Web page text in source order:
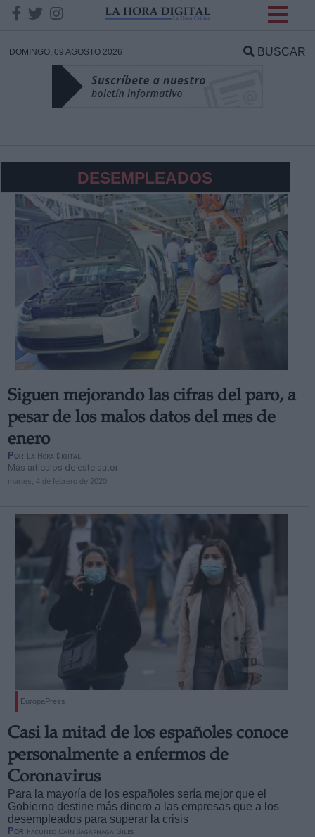
DOMINGO, 09 AGOSTO 2026 BUSCAR
DESEMPLEADOS
Siguen mejorando las cifras del paro, a
pesar de los malos datos del mes de
enero
Por La Hora Digital
Más artículos de este autor
martes, 4 de febrero de 2020
EuropaPress
Casi la mitad de los españoles conoce
personalmente a enfermos de
Coronavirus
Para la mayoría de los españoles sería mejor que el
Gobierno destine más dinero a las empresas que a los
desempleados para superar la crisis
Por Facundo Caín Sagárnaga Giles
DATOS
Responsable:
Datos tratados:
Destinatarios:
Derechos:
Información adicional
link